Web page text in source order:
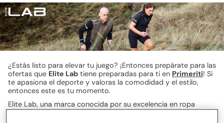
¿Estás listo para elevar tu juego? ¡Entonces prepárate para las
ofertas que Elite Lab tiene preparadas para ti en Primeriti! Si
te apasiona el deporte y valoras la comodidad y el estilo,
entonces este es tu momento.
Elite Lab, una marca conocida por su excelencia en ropa
deportiva, se une a Primeriti para ofrecertedescuentos